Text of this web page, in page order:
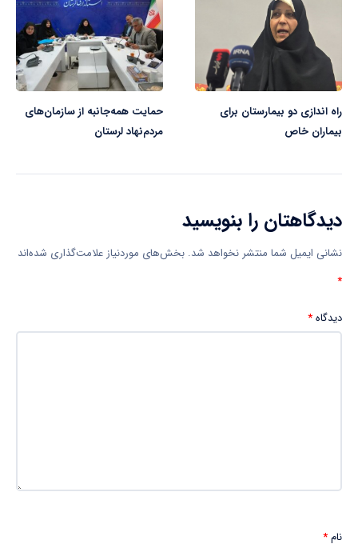
راه اندازی دو بیمارستان برای
بیماران خاص
حمایت همه‌جانبه از سازمان‌های
مردم‌نهاد لرستان
دیدگاهتان را بنویسید
نشانی ایمیل شما منتشر نخواهد شد. بخش‌های موردنیاز علامت‌گذاری شده‌اند
*
دیدگاه*
نام*